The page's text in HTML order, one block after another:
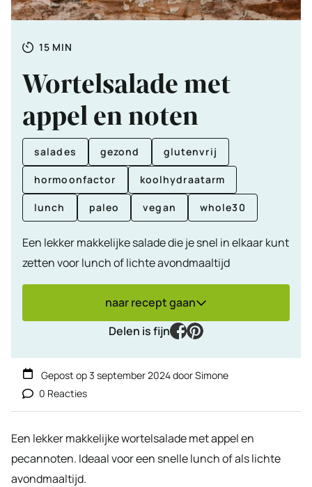
Totale
15 MINUTEN
MIN
Wortelsalade met
appel en noten
salades gezond glutenvrij
hormoonfactor koolhydraatarm
lunch paleo vegan whole30
Een lekker makkelijke salade die je snel in elkaar kunt
zetten voor lunch of lichte avondmaaltijd
naar recept gaan
Delen is fijn
facebook
pinterest
Gepost op3 september 2024doorSimone
0 Reacties
Een lekker makkelijke wortelsalade met appel en
pecannoten. Ideaal voor een snelle lunch of als lichte
avondmaaltijd.